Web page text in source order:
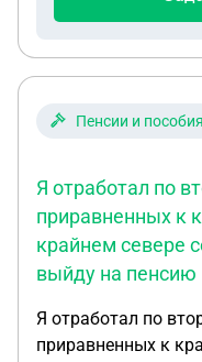
Необходимо
Пенсии и пособия
Я отработал по
приравненных к
крайнем севере
выйду на пенсию
Я отработал по
приравненных к